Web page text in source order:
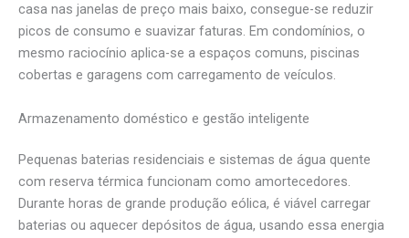
casa nas janelas de preço mais baixo, consegue-se reduzir
picos de consumo e suavizar faturas. Em condomínios, o
mesmo raciocínio aplica-se a espaços comuns, piscinas
cobertas e garagens com carregamento de veículos.
Armazenamento doméstico e gestão inteligente
Pequenas baterias residenciais e sistemas de água quente
com reserva térmica funcionam como amortecedores.
Durante horas de grande produção eólica, é viável carregar
baterias ou aquecer depósitos de água, usando essa energia